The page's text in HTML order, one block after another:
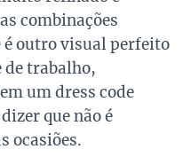
combinações
é outro visual perfeito
de trabalho,
um dress code
que não é
ocasiões.